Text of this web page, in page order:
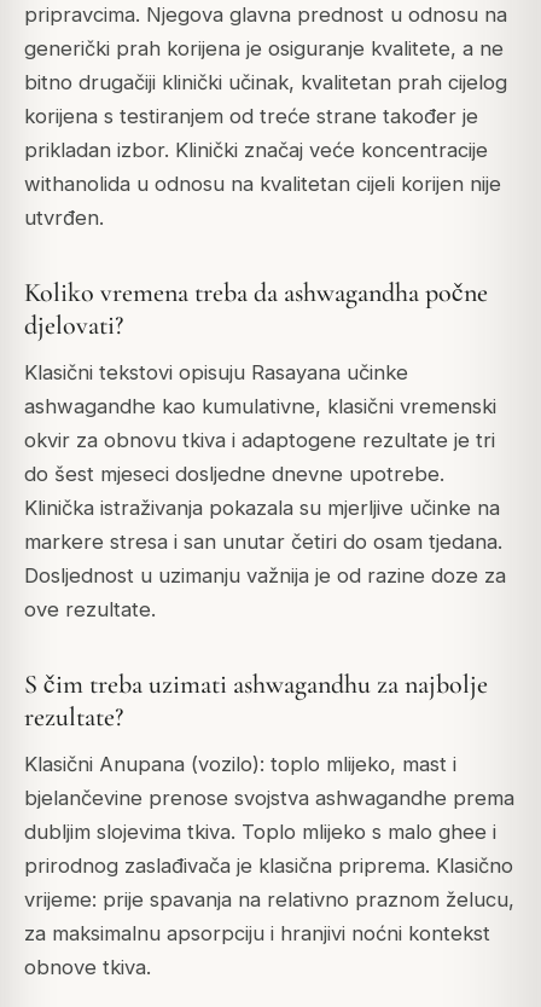
pripravcima. Njegova glavna prednost u odnosu na
generički prah korijena je osiguranje kvalitete, a ne
bitno drugačiji klinički učinak, kvalitetan prah cijelog
korijena s testiranjem od treće strane također je
prikladan izbor. Klinički značaj veće koncentracije
withanolida u odnosu na kvalitetan cijeli korijen nije
utvrđen.
Koliko vremena treba da ashwagandha počne
djelovati?
Klasični tekstovi opisuju Rasayana učinke
ashwagandhe kao kumulativne, klasični vremenski
okvir za obnovu tkiva i adaptogene rezultate je tri
do šest mjeseci dosljedne dnevne upotrebe.
Klinička istraživanja pokazala su mjerljive učinke na
markere stresa i san unutar četiri do osam tjedana.
Dosljednost u uzimanju važnija je od razine doze za
ove rezultate.
S čim treba uzimati ashwagandhu za najbolje
rezultate?
Klasični Anupana (vozilo): toplo mlijeko, mast i
bjelančevine prenose svojstva ashwagandhe prema
dubljim slojevima tkiva. Toplo mlijeko s malo ghee i
prirodnog zaslađivača je klasična priprema. Klasično
vrijeme: prije spavanja na relativno praznom želucu,
za maksimalnu apsorpciju i hranjivi noćni kontekst
obnove tkiva.